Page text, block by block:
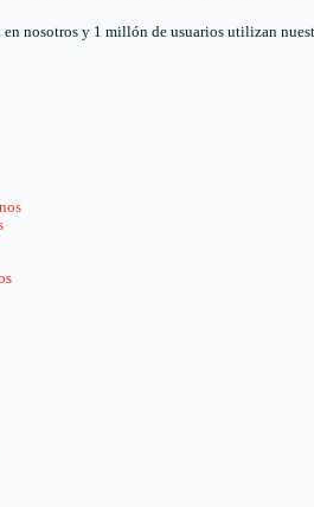
nosotros y 1 millón de usuarios utilizan